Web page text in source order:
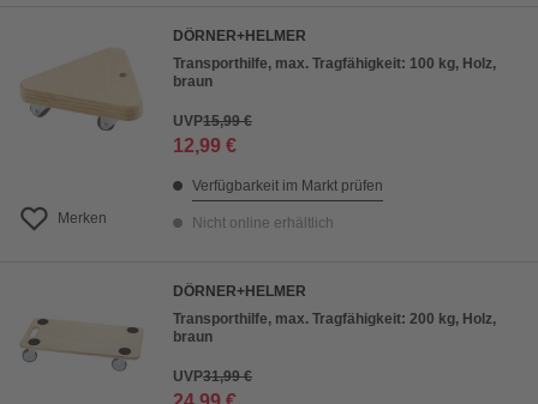
Merken
DÖRNER+HELMER
Transporthilfe, max. Tragfähigkeit: 100 kg, Holz,
braun
UVP15,99 €
12,99 €
Verfügbarkeit im Markt prüfen
Nicht online erhältlich
DÖRNER+HELMER
Transporthilfe, max. Tragfähigkeit: 200 kg, Holz,
braun
UVP31,99 €